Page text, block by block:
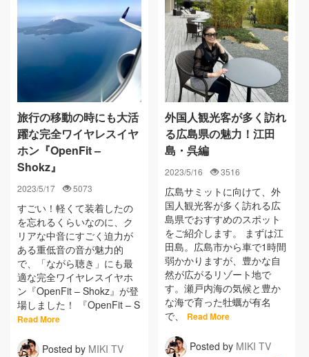
旅行の移動の時にも大活
躍な完全ワイヤレスイヤ
ホン『OpenFit –
Shokz』
2023/5/17 5073
すごい！軽くて装着したの
を忘れるくらいなのに、ク
リアな中音にすごく迫力が
ある重低音の音が魅力的
で、「ながら聴き」にも最
適な完全ワイヤレスイヤホ
ン『OpenFit – Shokz』が登
場しました！ 『OpenFit – S
Read More
Posted by MIKI TV
外国人観光客が多く訪れ
る広島県の魅力！江田
島・呉編
2023/5/16 3516
広島サミットに向けて、外
国人観光客が多く訪れる広
島県でおすすめのスポット
をご紹介します。 まずは江
田島。広島市から車で1時間
弱かかりますが、豊かな自
然が広がるリゾート地で
す。瀬戸内海の気候と豊か
な海で育った牡蠣が有名
で、
Read More
Posted by MIKI TV